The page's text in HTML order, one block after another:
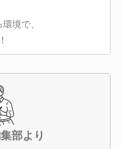
境で、
部より